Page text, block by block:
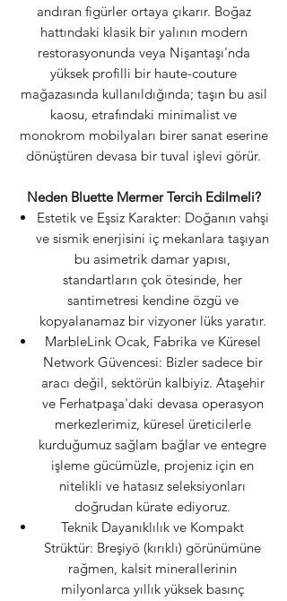
andıran figürler ortaya çıkarır. Boğaz
hattındaki klasik bir yalının modern
restorasyonunda veya Nişantaşı'nda
yüksek profilli bir haute-couture
mağazasında kullanıldığında; taşın bu asil
kaosu, etrafındaki minimalist ve
monokrom mobilyaları birer sanat eserine
dönüştüren devasa bir tuval işlevi görür.
Neden Bluette Mermer Tercih Edilmeli?
Estetik ve Eşsiz Karakter: Doğanın vahşi
ve sismik enerjisini iç mekanlara taşıyan
bu asimetrik damar yapısı,
standartların çok ötesinde, her
santimetresi kendine özgü ve
kopyalanamaz bir vizyoner lüks yaratır.
MarbleLink Ocak, Fabrika ve Küresel
Network Güvencesi: Bizler sadece bir
aracı değil, sektörün kalbiyiz. Ataşehir
ve Ferhatpaşa'daki devasa operasyon
merkezlerimiz, küresel üreticilerle
kurduğumuz sağlam bağlar ve entegre
işleme gücümüzle, projeniz için en
nitelikli ve hatasız seleksiyonları
doğrudan kürate ediyoruz.
Teknik Dayanıklılık ve Kompakt
Strüktür: Breşiyö (kırıklı) görünümüne
rağmen, kalsit minerallerinin
milyonlarca yıllık yüksek basınç